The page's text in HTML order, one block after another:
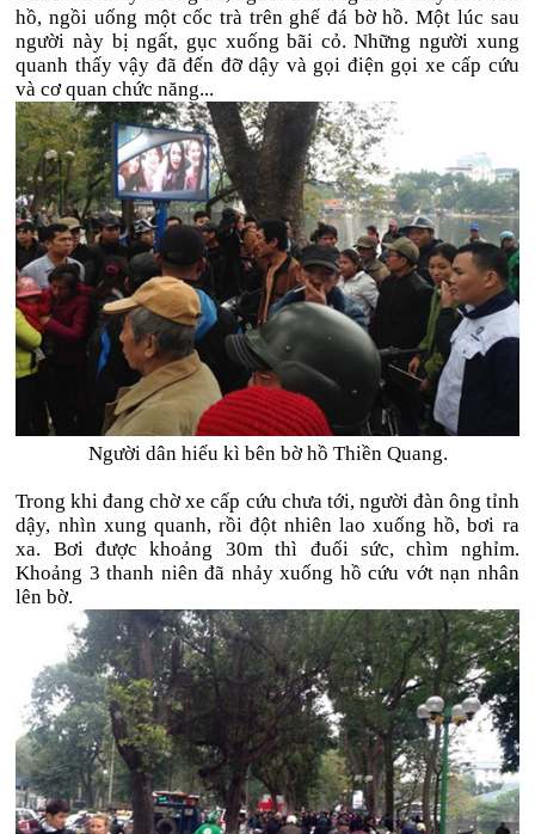
hồ, ngồi uống một cốc trà trên ghế đá bờ hồ. Một lúc sau
người này bị ngất, gục xuống bãi cỏ. Những người xung
quanh thấy vậy đã đến đỡ dậy và gọi điện gọi xe cấp cứu
và cơ quan chức năng...
Người dân hiếu kì bên bờ hồ Thiền Quang.
Trong khi đang chờ xe cấp cứu chưa tới, người đàn ông tỉnh
dậy, nhìn xung quanh, rồi đột nhiên lao xuống hồ, bơi ra
xa. Bơi được khoảng 30m thì đuối sức, chìm nghỉm.
Khoảng 3 thanh niên đã nhảy xuống hồ cứu vớt nạn nhân
lên bờ.